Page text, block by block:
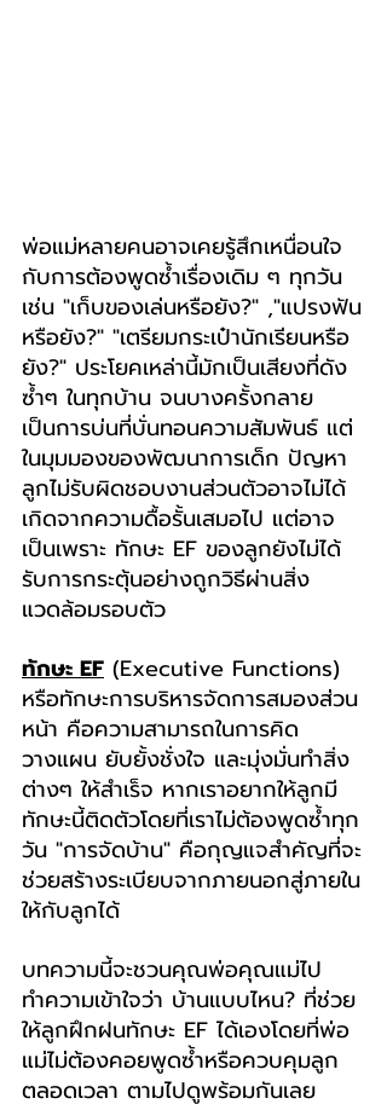
พ่อแม่หลายคนอาจเคยรู้สึกเหนื่อนใจ
กับการต้องพูดซ้ำเรื่องเดิม ๆ ทุกวัน
เช่น "เก็บของเล่นหรือยัง?" ,"แปรงฟัน
หรือยัง?" "เตรียมกระเป๋านักเรียนหรือ
ยัง?" ประโยคเหล่านี้มักเป็นเสียงที่ดัง
ซ้ำๆ ในทุกบ้าน จนบางครั้งกลาย
เป็นการบ่นที่บั่นทอนความสัมพันธ์ แต่
ในมุมมองของพัฒนาการเด็ก ปัญหา
ลูกไม่รับผิดชอบงานส่วนตัวอาจไม่ได้
เกิดจากความดื้อรั้นเสมอไป แต่อาจ
เป็นเพราะ ทักษะ EF ของลูกยังไม่ได้
รับการกระตุ้นอย่างถูกวิธีผ่านสิ่ง
แวดล้อมรอบตัว
ทักษะ EF (Executive Functions)
หรือทักษะการบริหารจัดการสมองส่วน
หน้า คือความสามารถในการคิด
วางแผน ยับยั้งชั่งใจ และมุ่งมั่นทำสิ่ง
ต่างๆ ให้สำเร็จ หากเราอยากให้ลูกมี
ทักษะนี้ติดตัวโดยที่เราไม่ต้องพูดซ้ำทุก
วัน "การจัดบ้าน" คือกุญแจสำคัญที่จะ
ช่วยสร้างระเบียบจากภายนอกสู่ภายใน
ให้กับลูกได้
บทความนี้จะชวนคุณพ่อคุณแม่ไป
ทำความเข้าใจว่า บ้านแบบไหน? ที่ช่วย
ให้ลูกฝึกฝนทักษะ EF ได้เองโดยที่พ่อ
แม่ไม่ต้องคอยพูดซ้ำหรือควบคุมลูก
ตลอดเวลา ตามไปดูพร้อมกันเลย